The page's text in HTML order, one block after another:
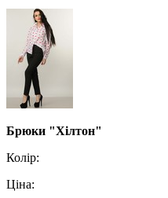
Брюки "Хілтон"
Колір:
Ціна: